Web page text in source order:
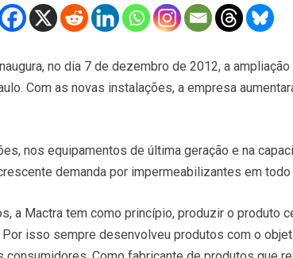
no dia 7 de dezembro de 2012, a
Com as novas instalações, a empresa
nos equipamentos de última geração e na
demanda por impermeabilizantes em todo
a Mactra tem como princípio, produzir o produto
isso sempre desenvolveu produtos com o